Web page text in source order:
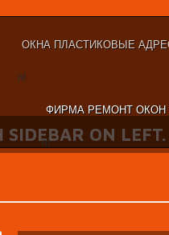
ОКНА ПЛАСТИКОВЫЕ
nt
ФИРМА РЕМОНТ ОКОН
nt
SIDEBAR ON LEFT.